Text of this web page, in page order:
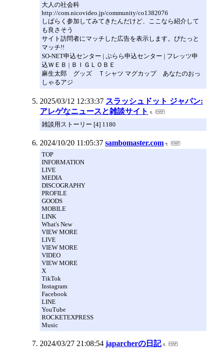
大人の社会科
http://com.nicovideo.jp/community/co1382076
しばらく参加してみてきたんだけど、ここなら紹介して
も良さそう
サイト訪問者にマッチした広告を表示します。ぴたっと
マッチ!!
SO-NET申込センター | ぷらら申込センター | フレッツ申
込ＷＥＢ | ＢＩＧＬＯＢＥ
麻生太郎 グッズ Ｔシャツ マグカップ あなたのおっ
しゃるアジ
2025/03/12 12:33:37 スラッシュドット ジャパン:
アレゲなニュースと雑談サイト
雑談用ストーリー [4] 1180
2024/10/20 11:05:37 sambomaster.com
TOP
INFORMATION
LIVE
MEDIA
DISCOGRAPHY
PROFILE
GOODS
MOBILE
LINK
What's New
VIEW MORE
LIVE
VIEW MORE
VIDEO
VIEW MORE
X
TikTok
Instagram
Facebook
LINE
YouTube
ROCKETEXPRESS
Music
2024/03/27 21:08:54 japarcherの日記